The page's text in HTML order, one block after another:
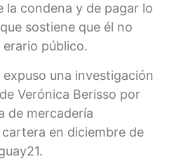
la condena y de pagar lo
sostiene que él no
público.
expuso una investigación
Verónica Berisso por
de mercadería
en diciembre de